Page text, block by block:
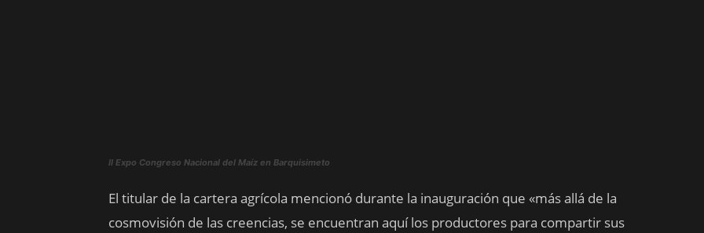
II Expo Congreso Nacional del Maíz en Barquisimeto
El titular de la cartera agrícola mencionó durante la inauguración que «más allá de la
cosmovisión de las creencias, se encuentran aquí los productores para compartir sus